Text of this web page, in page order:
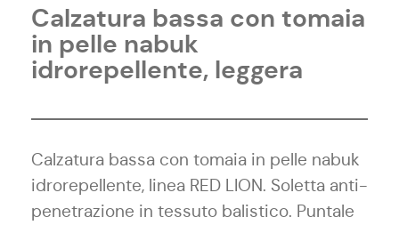
Calzatura bassa con tomaia
in pelle nabuk
idrorepellente, leggera
Calzatura bassa con tomaia in pelle nabuk
idrorepellente, linea RED LION. Soletta anti-
penetrazione in tessuto balistico. Puntale